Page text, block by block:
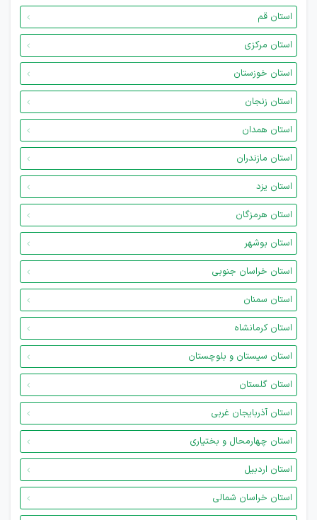
استان قم
استان مرکزی
استان خوزستان
استان زنجان
استان همدان
استان مازندران
استان یزد
استان هرمزگان
استان بوشهر
استان خراسان جنوبی
استان سمنان
استان کرمانشاه
استان سیستان و بلوچستان
استان گلستان
استان آذربایجان غربی
استان چهارمحال و بختیاری
استان اردبیل
استان خراسان شمالی